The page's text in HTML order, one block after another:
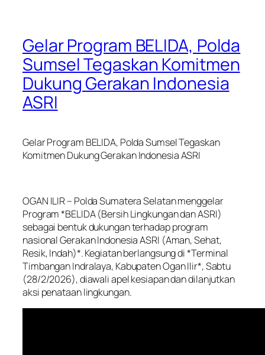
Gelar Program BELIDA, Polda
Sumsel Tegaskan Komitmen
Dukung Gerakan Indonesia
ASRI
Gelar Program BELIDA, Polda Sumsel Tegaskan
Komitmen Dukung Gerakan Indonesia ASRI
OGAN ILIR – Polda Sumatera Selatan menggelar
Program *BELIDA (Bersih Lingkungan dan ASRI)
sebagai bentuk dukungan terhadap program
nasional Gerakan Indonesia ASRI (Aman, Sehat,
Resik, Indah)*. Kegiatan berlangsung di *Terminal
Timbangan Indralaya, Kabupaten Ogan Ilir*, Sabtu
(28/2/2026), diawali apel kesiapan dan dilanjutkan
aksi penataan lingkungan.